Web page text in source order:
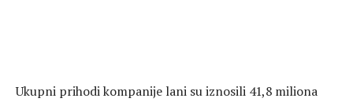
Ukupni prihodi kompanije lani su iznosili 41,8 miliona